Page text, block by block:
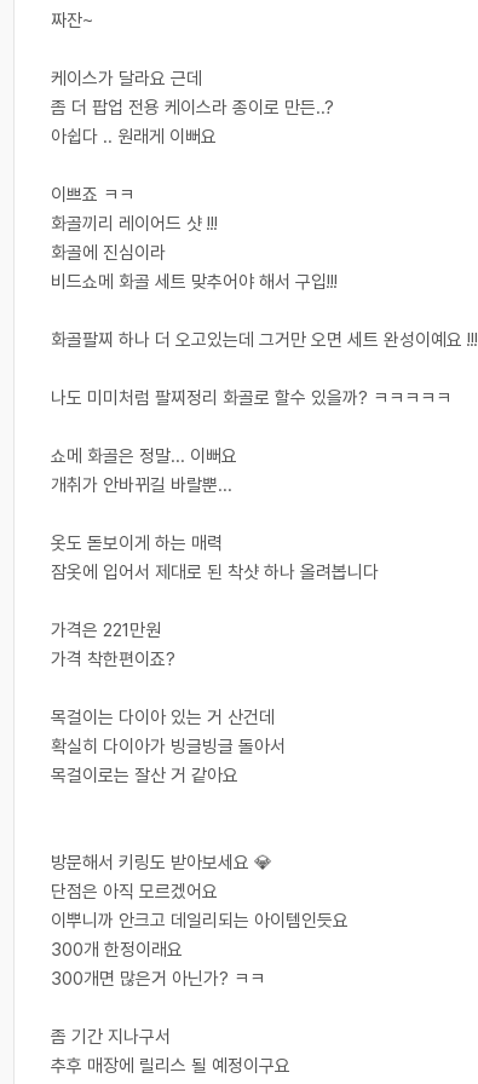
짜잔~
케이스가 달라요 근데
좀 더 팝업 전용 케이스라 종이로 만든..?
아쉽다 .. 원래게 이뻐요
​이쁘죠 ㅋㅋ
화골끼리 레이어드 샷 !!!
화골에 진심이라
비드쇼메 화골 세트 맞추어야 해서 구입!!!
화골팔찌 하나 더 오고있는데 그거만 오면 세트 완성이예요 !!!
나도 미미처럼 팔찌정리 화골로 할수 있을까? ㅋㅋㅋㅋㅋ
​쇼메 화골은 정말... 이뻐요
개취가 안바뀌길 바랄뿐...
​옷도 돋보이게 하는 매력
잠옷에 입어서 제대로 된 착샷 하나 올려봅니다
​가격은 221만원
가격 착한편이죠?
​목걸이는 다이아 있는 거 산건데
확실히 다이아가 빙글빙글 돌아서
목걸이로는 잘산 거 같아요
방문해서 키링도 받아보세요 💎
단점은 아직 모르겠어요
이뿌니까 안크고 데일리되는 아이템인듯요
300개 한정이래요
300개면 많은거 아닌가? ㅋㅋ
​좀 기간 지나구서